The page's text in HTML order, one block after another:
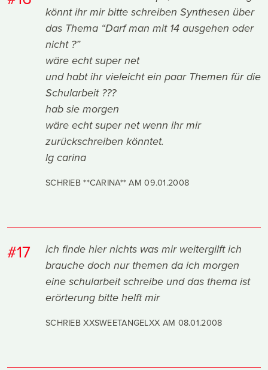
könnt ihr mir bitte schreiben Synthesen über
das Thema “Darf man mit 14 ausgehen oder
nicht ?”
wäre echt super net
und habt ihr vieleicht ein paar Themen für die
Schularbeit ???
hab sie morgen
wäre echt super net wenn ihr mir
zurückschreiben könntet.
lg carina
SCHRIEB **CARINA** AM09.01.2008
#17
ich finde hier nichts was mir weitergilft ich
brauche doch nur themen da ich morgen
eine schularbeit schreibe und das thema ist
erörterung bitte helft mir
SCHRIEB XXSWEETANGELXX AM 08.01.2008